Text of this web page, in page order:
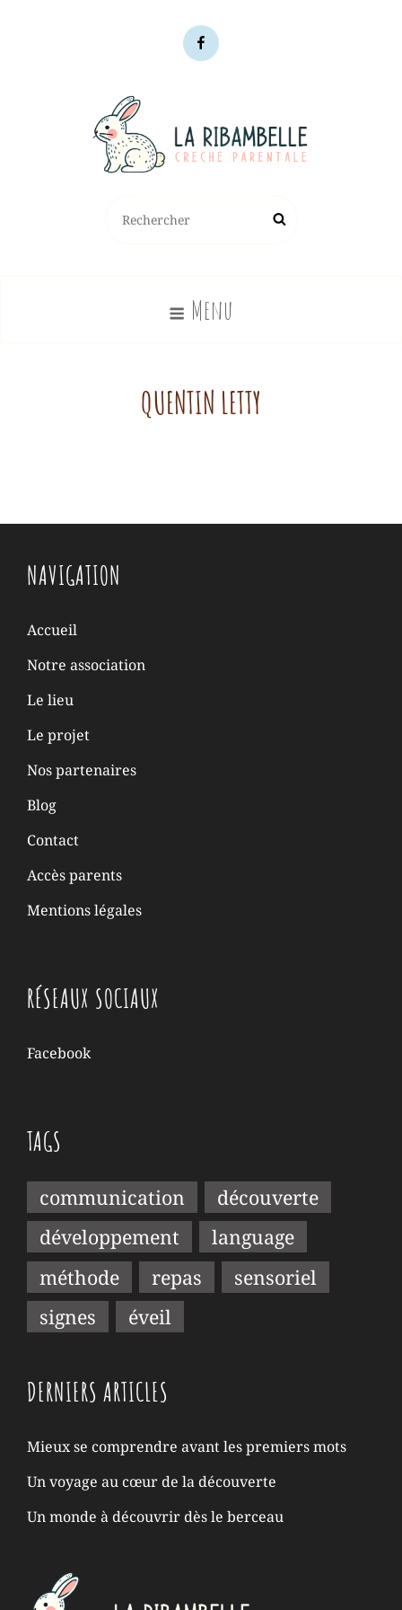
Facebook
La Ribambelle Est Une Crèche Parentale Située À Lyon 1er, Qui
Search
Menu
QUENTIN LETTY
NAVIGATION
Accueil
Notre association
Le lieu
Le projet
Nos partenaires
Blog
Contact
Accès parents
Mentions légales
RÉSEAUX SOCIAUX
Facebook
TAGS
communication
découverte
développement
language
méthode
repas
sensoriel
signes
éveil
DERNIERS ARTICLES
Mieux se comprendre avant les premiers mots
Un voyage au cœur de la découverte
Un monde à découvrir dès le berceau